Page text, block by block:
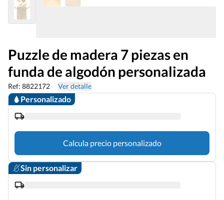
Puzzle de madera 7 piezas en
funda de algodón personalizada
Ref: 8822172 Ver detalle
Personalizado
Calcula precio personalizado
Sin personalizar